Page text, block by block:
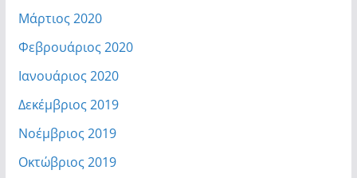
Μάρτιος 2020
Φεβρουάριος 2020
Ιανουάριος 2020
Δεκέμβριος 2019
Νοέμβριος 2019
Οκτώβριος 2019